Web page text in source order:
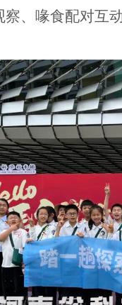
、喙食配对互